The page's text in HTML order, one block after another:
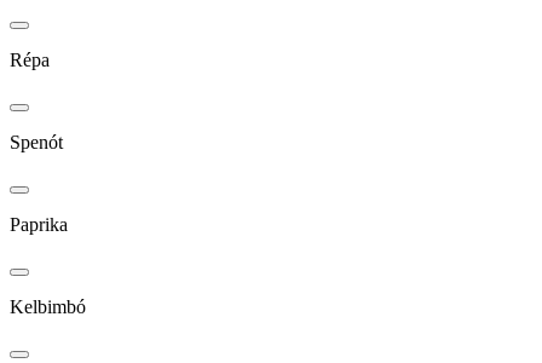
Répa
Spenót
Paprika
Kelbimbó